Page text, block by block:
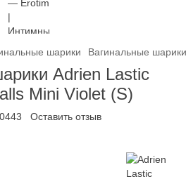
шарики Вагинальные
Adrien Lastic
Mini Violet (S)
Оставить отзыв